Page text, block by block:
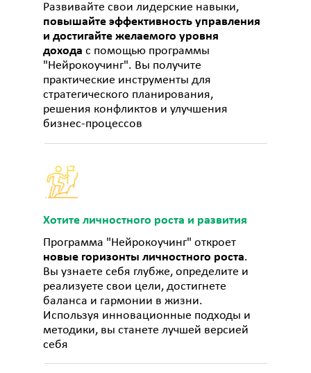
Развивайте свои лидерские навыки,
повышайте эффективность управления
и достигайте желаемого уровня
дохода с помощью программы
"Нейрокоучинг". Вы получите
практические инструменты для
стратегического планирования,
решения конфликтов и улучшения
бизнес-процессов
Хотите личностного роста и развития
Программа "Нейрокоучинг" откроет
новые горизонты личностного роста.
Вы узнаете себя глубже, определите и
реализуете свои цели, достигнете
баланса и гармонии в жизни.
Используя инновационные подходы и
методики, вы станете лучшей версией
себя